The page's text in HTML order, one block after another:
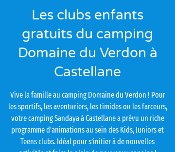
Les clubs enfants
gratuits du camping
Domaine du Verdon à
Castellane
Vive la famille au camping Domaine du Verdon ! Pour
les sportifs, les aventuriers, les timides ou les farceurs,
votre camping Sandaya à Castellane a prévu un riche
programme d'animations au sein des Kids, Juniors et
Teens clubs. Idéal pour s’initier à de nouvelles